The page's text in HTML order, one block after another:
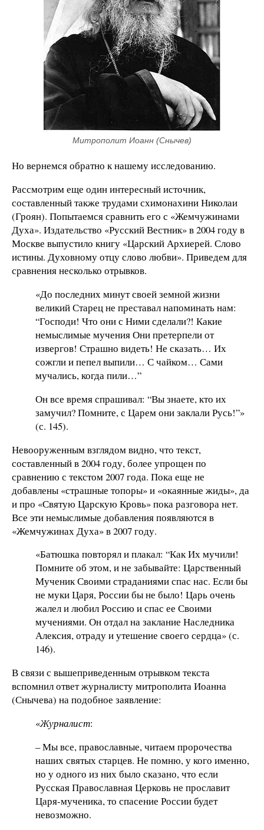
Митрополит Иоанн (Снычев)
Но вернемся обратно к нашему исследованию.
Рассмотрим еще один интересный источник,
составленный также трудами схимонахини Николаи
(Гроян). Попытаемся сравнить его с «Жемчужинами
Духа». Издательство «Русский Вестник» в 2004 году в
Москве выпустило книгу «Царский Архиерей. Слово
истины. Духовному отцу слово любви». Приведем для
сравнения несколько отрывков.
«До последних минут своей земной жизни
великий Старец не преставал напоминать нам:
“Господи! Что они с Ними сделали?! Какие
немыслимые мучения Они претерпели от
извергов! Страшно видеть! Не сказать… Их
сожгли и пепел выпили… С чайком… Сами
мучались, когда пили…”
Он все время спрашивал: “Вы знаете, кто их
замучил? Помните, с Царем они заклали Русь!”»
(с. 145).
Невооруженным взглядом видно, что текст,
составленный в 2004 году, более упрощен по
сравнению с текстом 2007 года. Пока еще не
добавлены «страшные топоры» и «окаянные жиды», да
и про «Святую Царскую Кровь» пока разговора нет.
Все эти немыслимые добавления появляются в
«Жемчужинах Духа» в 2007 году.
«Батюшка повторял и плакал: “Как Их мучили!
Помните об этом, и не забывайте: Царственный
Мученик Своими страданиями спас нас. Если бы
не муки Царя, России бы не было! Царь очень
жалел и любил Россию и спас ее Своими
мучениями. Он отдал на заклание Наследника
Алексия, отраду и утешение своего сердца» (с.
146).
В связи с вышеприведенным отрывком текста
вспомнил ответ журналисту митрополита Иоанна
(Снычева) на подобное заявление:
«Журналист:
– Мы все, православные, читаем пророчества
наших святых старцев. Не помню, у кого именно,
но у одного из них было сказано, что если
Русская Православная Церковь не прославит
Царя-мученика, то спасение России будет
невозможно.